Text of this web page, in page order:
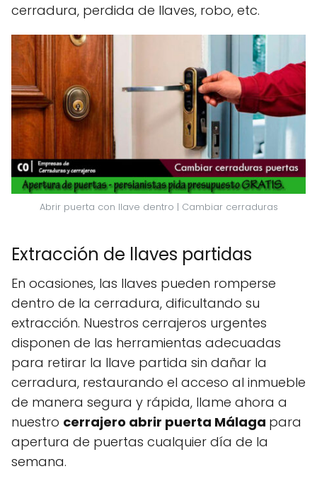
cerradura, perdida de llaves, robo, etc.
Abrir puerta con llave dentro | Cambiar cerraduras
Extracción de llaves partidas
En ocasiones, las llaves pueden romperse
dentro de la cerradura, dificultando su
extracción. Nuestros cerrajeros urgentes
disponen de las herramientas adecuadas
para retirar la llave partida sin dañar la
cerradura, restaurando el acceso al inmueble
de manera segura y rápida, llame ahora a
nuestro cerrajero abrir puerta Málaga para
apertura de puertas cualquier día de la
semana.